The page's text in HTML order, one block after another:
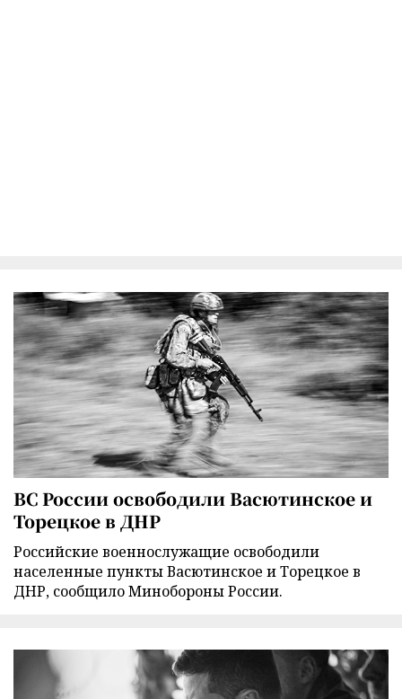
ВС России освободили Васютинское и
Торецкое в ДНР
Российские военнослужащие освободили
населенные пункты Васютинское и Торецкое в
ДНР, сообщило Минобороны России.